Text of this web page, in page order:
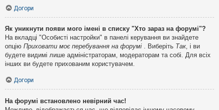
Догори
Як уникнути появи мого імені в списку "Хто зараз на форумі"?
На вкладці "Особисті настройки" в панелі керування ви знайдете
опцію Приховати моє перебування на форумі . Виберіть Так, і ви
будете видимі лише адміністраторам, модераторам та собі. Для всіх
інших ви будете прихованим користувачем.
Догори
На форумі встановлено невірний час!